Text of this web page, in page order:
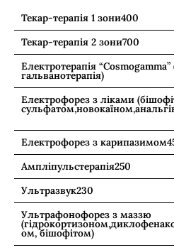
Текар-терапія 1 зони400
Текар-терапія 2 зони700
Електротерапія
гальванотерапія)
Електрофорез з ліками
Електрофорез з карипазимом
Ампліпульстерапія250
Ультразвук230
Ультрафонофорез з маззю
ом, бішофітом)